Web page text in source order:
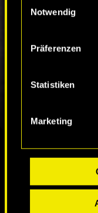
Cookies
Alle Details zu
findest du unten
das Thema
Notwendig
Präferenzen
Statistiken
Marketing
ZUR